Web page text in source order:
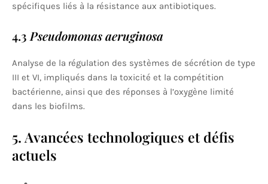
spécifiques liés à la résistance aux antibiotiques.
4.3 Pseudomonas aeruginosa
Analyse de la régulation des systèmes de sécrétion de type
III et VI, impliqués dans la toxicité et la compétition
bactérienne, ainsi que des réponses à l’oxygène limité
dans les biofilms.
5. Avancées technologiques et défis
actuels